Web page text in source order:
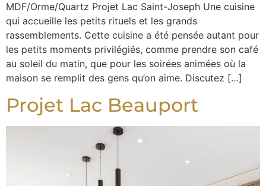
MDF/Orme/Quartz Projet Lac Saint-Joseph Une cuisine
qui accueille les petits rituels et les grands
rassemblements. Cette cuisine a été pensée autant pour
les petits moments privilégiés, comme prendre son café
au soleil du matin, que pour les soirées animées où la
maison se remplit des gens qu’on aime. Discutez […]
Projet Lac Beauport